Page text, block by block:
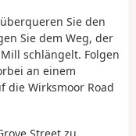
Sie den
Sie dem Weg, der
schlängelt. Folgen
an einem
die Wirksmoor Road